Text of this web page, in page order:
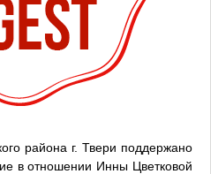
района г. Твери поддержано
в отношении Инны Цветковой